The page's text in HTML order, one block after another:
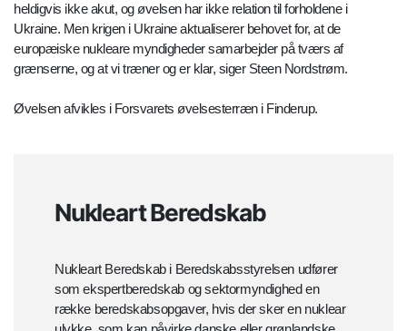
heldigvis ikke akut, og øvelsen har ikke relation til forholdene i
Ukraine. Men krigen i Ukraine aktualiserer behovet for, at de
europæiske nukleare myndigheder samarbejder på tværs af
grænserne, og at vi træner og er klar, siger Steen Nordstrøm.
Øvelsen afvikles i Forsvarets øvelsesterræn i Finderup.
Nukleart Beredskab
Nukleart Beredskab i Beredskabsstyrelsen udfører
som ekspertberedskab og sektormyndighed en
række beredskabsopgaver, hvis der sker en nuklear